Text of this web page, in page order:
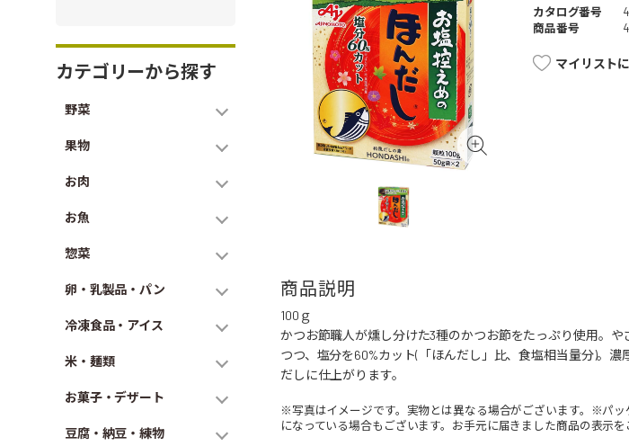
カテゴリーから探す
野菜
果物
お肉
お魚
惣菜
卵・乳製品・パン
冷凍食品・アイス
米・麺類
お菓子・デザート
豆腐・納豆・練物
カタログ番号
商品番号
マイリスト
商品説明
100ｇ
かつお節職人が燻し分けた3種のかつお節をたっぷり使用。
つつ、塩分を60%カット(「ほんだし」比、食塩相当量分)。
だしに仕上がります。
※写真はイメージです。実物とは異なる場合がございます。※パ
になっている場合もございます。お手元に届きました商品の表示を